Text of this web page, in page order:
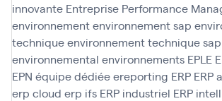
innovante Entreprise Performance
environnementenvironnement sap
techniqueenvironnement technique sap
environnemental environnements EPLE
EPN équipe dédiéeereporting ERP ERP
erp cloud erp ifs ERP industriel ERP